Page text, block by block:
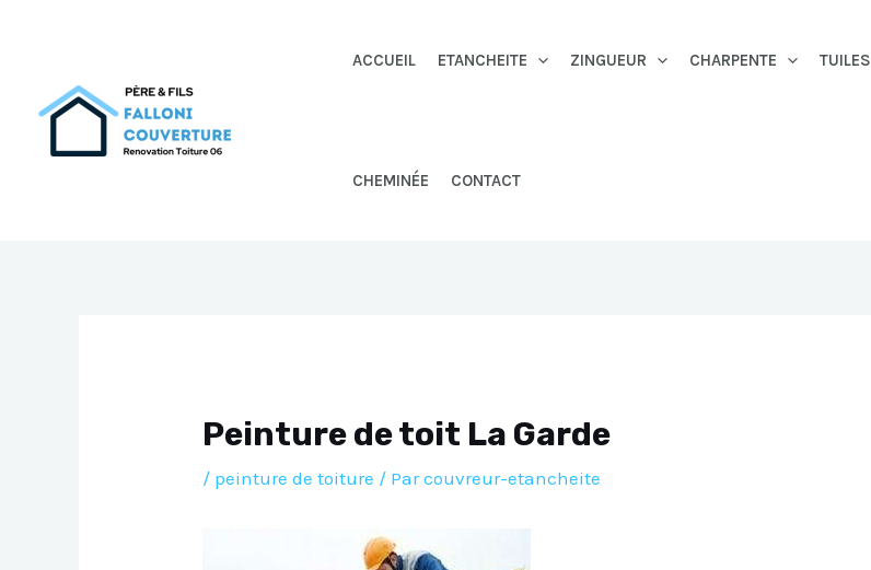
ACCUEIL ETANCHEITE ZINGUEUR CHARPENTE TUILES
CHEMINÉE CONTACT
Peinture de toit La Garde
/ peinture de toiture / Parcouvreur-etancheite